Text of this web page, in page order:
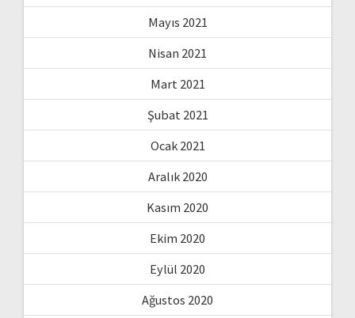
Mayıs 2021
Nisan 2021
Mart 2021
Şubat 2021
Ocak 2021
Aralık 2020
Kasım 2020
Ekim 2020
Eylül 2020
Ağustos 2020